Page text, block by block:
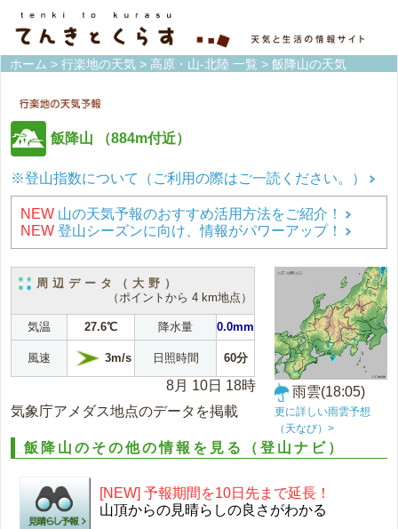
ホーム > 行楽地の天気 > 高原・山-北陸 一覧 > 飯降山の天気
飯降山 （884m付近）
※登山指数について（ご利用の際はご一読ください。）
NEW 山の天気予報のおすすめ活用方法をご紹介！
NEW 登山シーズンに向け、情報がパワーアップ！
周辺データ（大野）
（ポイントから 4 km地点）
気温 27.6℃ 降水量 0.0mm
風速 3m/s 日照時間 60分
8月 10日 18時
気象庁アメダス地点のデータを掲載
雨雲(18:05)
更に詳しい雨雲予想
（天なび）>
飯降山のその他の情報を見る（登山ナビ）
[NEW] 予報期間を10日先まで延長！
山頂からの見晴らしの良さがわかる